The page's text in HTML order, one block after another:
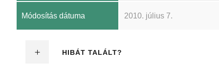
Módosítás dátuma 2010. július 7.
HIBÁT TALÁLT?